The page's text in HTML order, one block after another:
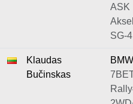
ASK
SG-4
Klaudas
Bučinskas